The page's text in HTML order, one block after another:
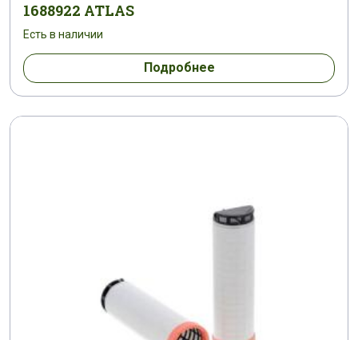
1688922 ATLAS
Есть в наличии
Подробнее